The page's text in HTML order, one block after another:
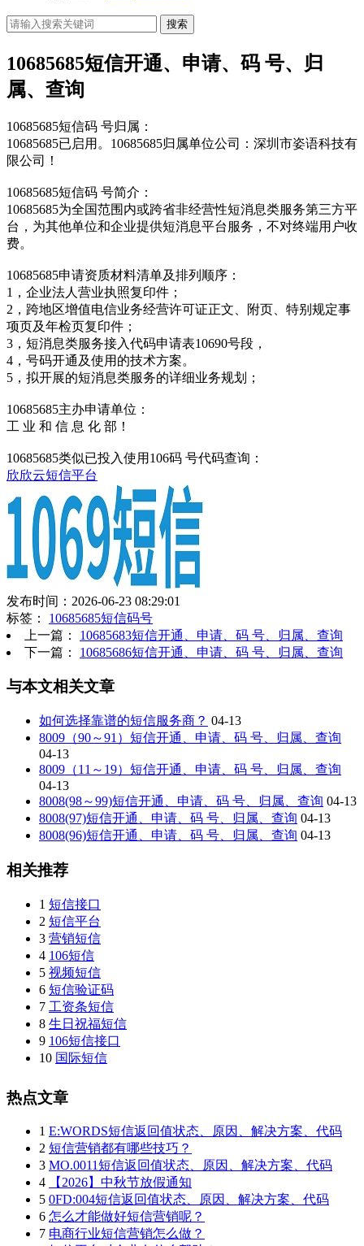
搜索
10685685短信开通、申请、码 号、归
属、查询
10685685短信码 号归属：
10685685已启用。10685685归属单位公司：深圳市姿语科技有
限公司！
10685685短信码 号简介：
10685685为全国范围内或跨省非经营性短消息类服务第三方平
台，为其他单位和企业提供短消息平台服务，不对终端用户收
费。
10685685申请资质材料清单及排列顺序：
1，企业法人营业执照复印件；
2，跨地区增值电信业务经营许可证正文、附页、特别规定事
项页及年检页复印件；
3，短消息类服务接入代码申请表10690号段，
4，号码开通及使用的技术方案。
5，拟开展的短消息类服务的详细业务规划；
10685685主办申请单位：
工 业 和 信 息 化 部！
10685685类似已投入使用106码 号代码查询：
欣欣云短信平台
发布时间：2026-06-23 08:29:01
标签： 10685685短信码号
上一篇： 10685683短信开通、申请、码 号、归属、查询
下一篇： 10685686短信开通、申请、码 号、归属、查询
与本文相关文章
如何选择靠谱的短信服务商？ 04-13
8009（90～91）短信开通、申请、码 号、归属、查询
04-13
8009（11～19）短信开通、申请、码 号、归属、查询
04-13
8008(98～99)短信开通、申请、码 号、归属、查询 04-13
8008(97)短信开通、申请、码 号、归属、查询 04-13
8008(96)短信开通、申请、码 号、归属、查询 04-13
相关推荐
1 短信接口
2 短信平台
3 营销短信
4 106短信
5 视频短信
6 短信验证码
7 工资条短信
8 生日祝福短信
9 106短信接口
10 国际短信
热点文章
1 E:WORDS短信返回值状态、原因、解决方案、代码
2 短信营销都有哪些技巧？
3 MO.0011短信返回值状态、原因、解决方案、代码
4
【2026】中秋节放假通知
5 0FD:004短信返回值状态、原因、解决方案、代码
6 怎么才能做好短信营销呢？
7 电商行业短信营销怎么做？